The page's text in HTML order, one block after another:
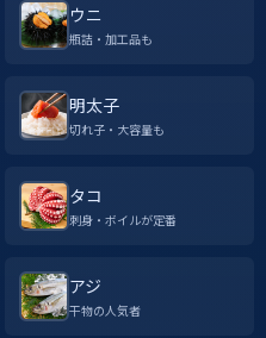
ウニ
瓶詰・加工品も
明太子
切れ子・大容量も
タコ
刺身・ボイルが定番
アジ
干物の人気者